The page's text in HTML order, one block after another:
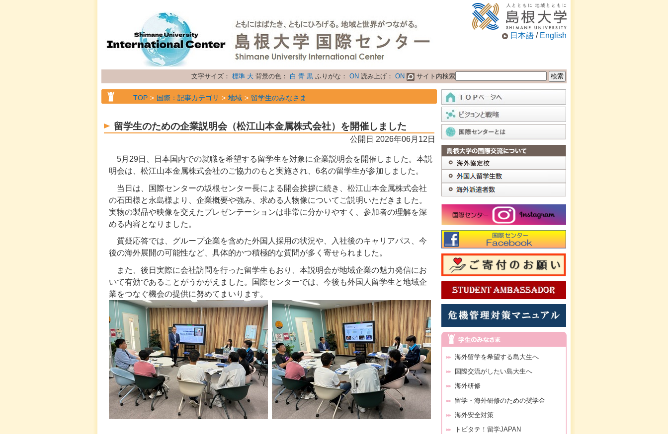
日本語 / English
文字サイズ： 標準 大 背景の色： 白 青 黒 ふりがな： ON 読み上げ： ON サイト内検索
TOP 国際：記事カテゴリ 地域 留学生のみなさま
留学生のための企業説明会（松江山本金属株式会社）を開催しました
公開日 2026年06月12日
5月29日、日本国内での就職を希望する留学生を対象に企業説明会を開催しました。本説
明会は、松江山本金属株式会社のご協力のもと実施され、6名の留学生が参加しました。
当日は、国際センターの坂根センター長による開会挨拶に続き、松江山本金属株式会社
の石田様と永島様より、企業概要や強み、求める人物像についてご説明いただきました。
実物の製品や映像を交えたプレゼンテーションは非常に分かりやすく、参加者の理解を深
める内容となりました。
質疑応答では、グループ企業を含めた外国人採用の状況や、入社後のキャリアパス、今
後の海外展開の可能性など、具体的かつ積極的な質問が多く寄せられました。
また、後日実際に会社訪問を行った留学生もおり、本説明会が地域企業の魅力発信にお
いて有効であることがうかがえました。国際センターでは、今後も外国人留学生と地域企
業をつなぐ機会の提供に努めてまいります。
海外留学を希望する島大生へ
国際交流がしたい島大生へ
海外研修
留学・海外研修のための奨学金
海外安全対策
トビタテ！留学JAPAN